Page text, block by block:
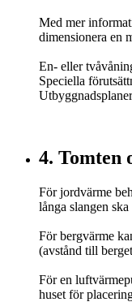
Med mer
dimensionera en
En- eller
Speciella
4. Tomten
För jordvärme
långa slangen
För bergvärme
(avstånd till
För en
huset för